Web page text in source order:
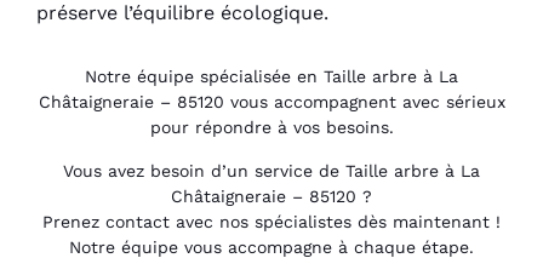
préserve l’équilibre écologique.
Notre équipe spécialisée en Taille arbre à La
Châtaigneraie – 85120 vous accompagnent avec sérieux
pour répondre à vos besoins.
Vous avez besoin d’un service de Taille arbre à La
Châtaigneraie – 85120 ?
Prenez contact avec nos spécialistes dès maintenant !
Notre équipe vous accompagne à chaque étape.